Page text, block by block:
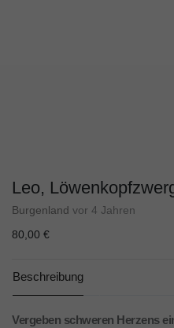
Leo,
Burgenland vor 4 Jahren
80,00 €
Beschreibung
Vergeben schweren Herzens